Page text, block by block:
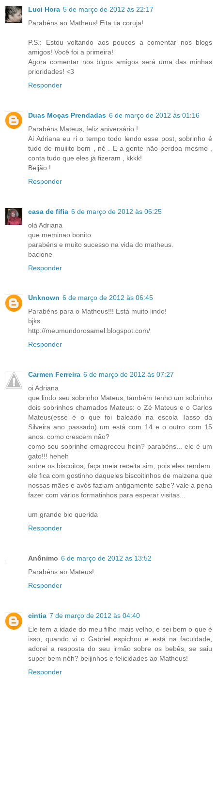
Luci Hora 5 de março de 2012 às 22:17
Parabéns ao Matheus! Eita tia coruja!
P.S.: Estou voltando aos poucos a comentar nos blogs
amigos! Você foi a primeira!
Agora comentar nos blgos amigos será uma das minhas
prioridades! <3
Responder
Duas Moças Prendadas 6 de março de 2012 às 01:16
Parabéns Mateus, feliz aniversário !
Ai Adriana eu ri o tempo todo lendo esse post, sobrinho é
tudo de muiiito bom , né . E a gente não perdoa mesmo ,
conta tudo que eles já fizeram , kkkk!
Beijão !
Responder
casa de fifia 6 de março de 2012 às 06:25
olá Adriana
que meminao bonito.
parabéns e muito sucesso na vida do matheus.
bacione
Responder
Unknown 6 de março de 2012 às 06:45
Parabéns para o Matheus!!! Está muito lindo!
bjks
http://meumundorosamel.blogspot.com/
Responder
Carmen Ferreira 6 de março de 2012 às 07:27
oi Adriana
que lindo seu sobrinho Mateus, também tenho um sobrinho
dois sobrinhos chamados Mateus: o Zé Mateus e o Carlos
Mateus(esse é o que foi baleado na escola Tasso da
Silveira ano passado) um está com 14 e o outro com 15
anos. como crescem não?
como seu sobrinho emagreceu hein? parabéns... ele é um
gato!!! heheh
sobre os biscoitos, faça meia receita sim, pois eles rendem.
ele fica com gostinho daqueles biscoitinhos de maizena que
nossas mães e avós faziam antigamente sabe? vale a pena
fazer com vários formatinhos para esperar visitas...
um grande bjo querida
Responder
Anônimo 6 de março de 2012 às 13:52
Parabéns ao Mateus!
Responder
cintia 7 de março de 2012 às 04:40
Ele tem a idade do meu filho mais velho, e sei bem o que é
isso, quando vi o Gabriel espichou e está na faculdade,
adorei a resposta do seu irmão sobre os bebês, se saiu
super bem néh? beijinhos e felicidades ao Matheus!
Responder